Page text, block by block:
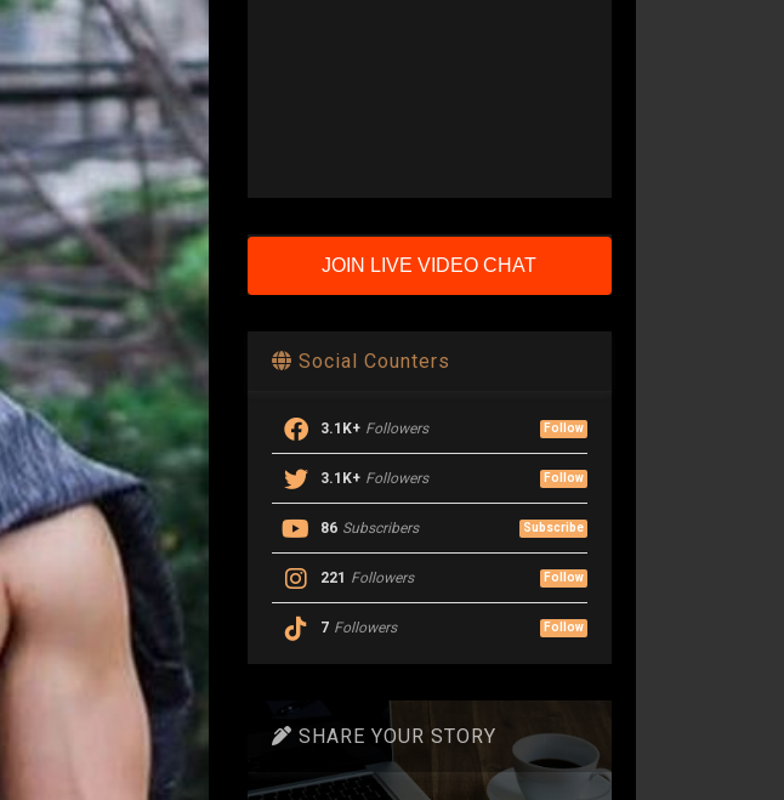
JOIN LIVE VIDEO CHAT
Social Counters
3.1K+ Followers Follow
3.1K+ Followers Follow
86 Subscribers Subscribe
221 Followers Follow
7 Followers Follow
SHARE YOUR STORY